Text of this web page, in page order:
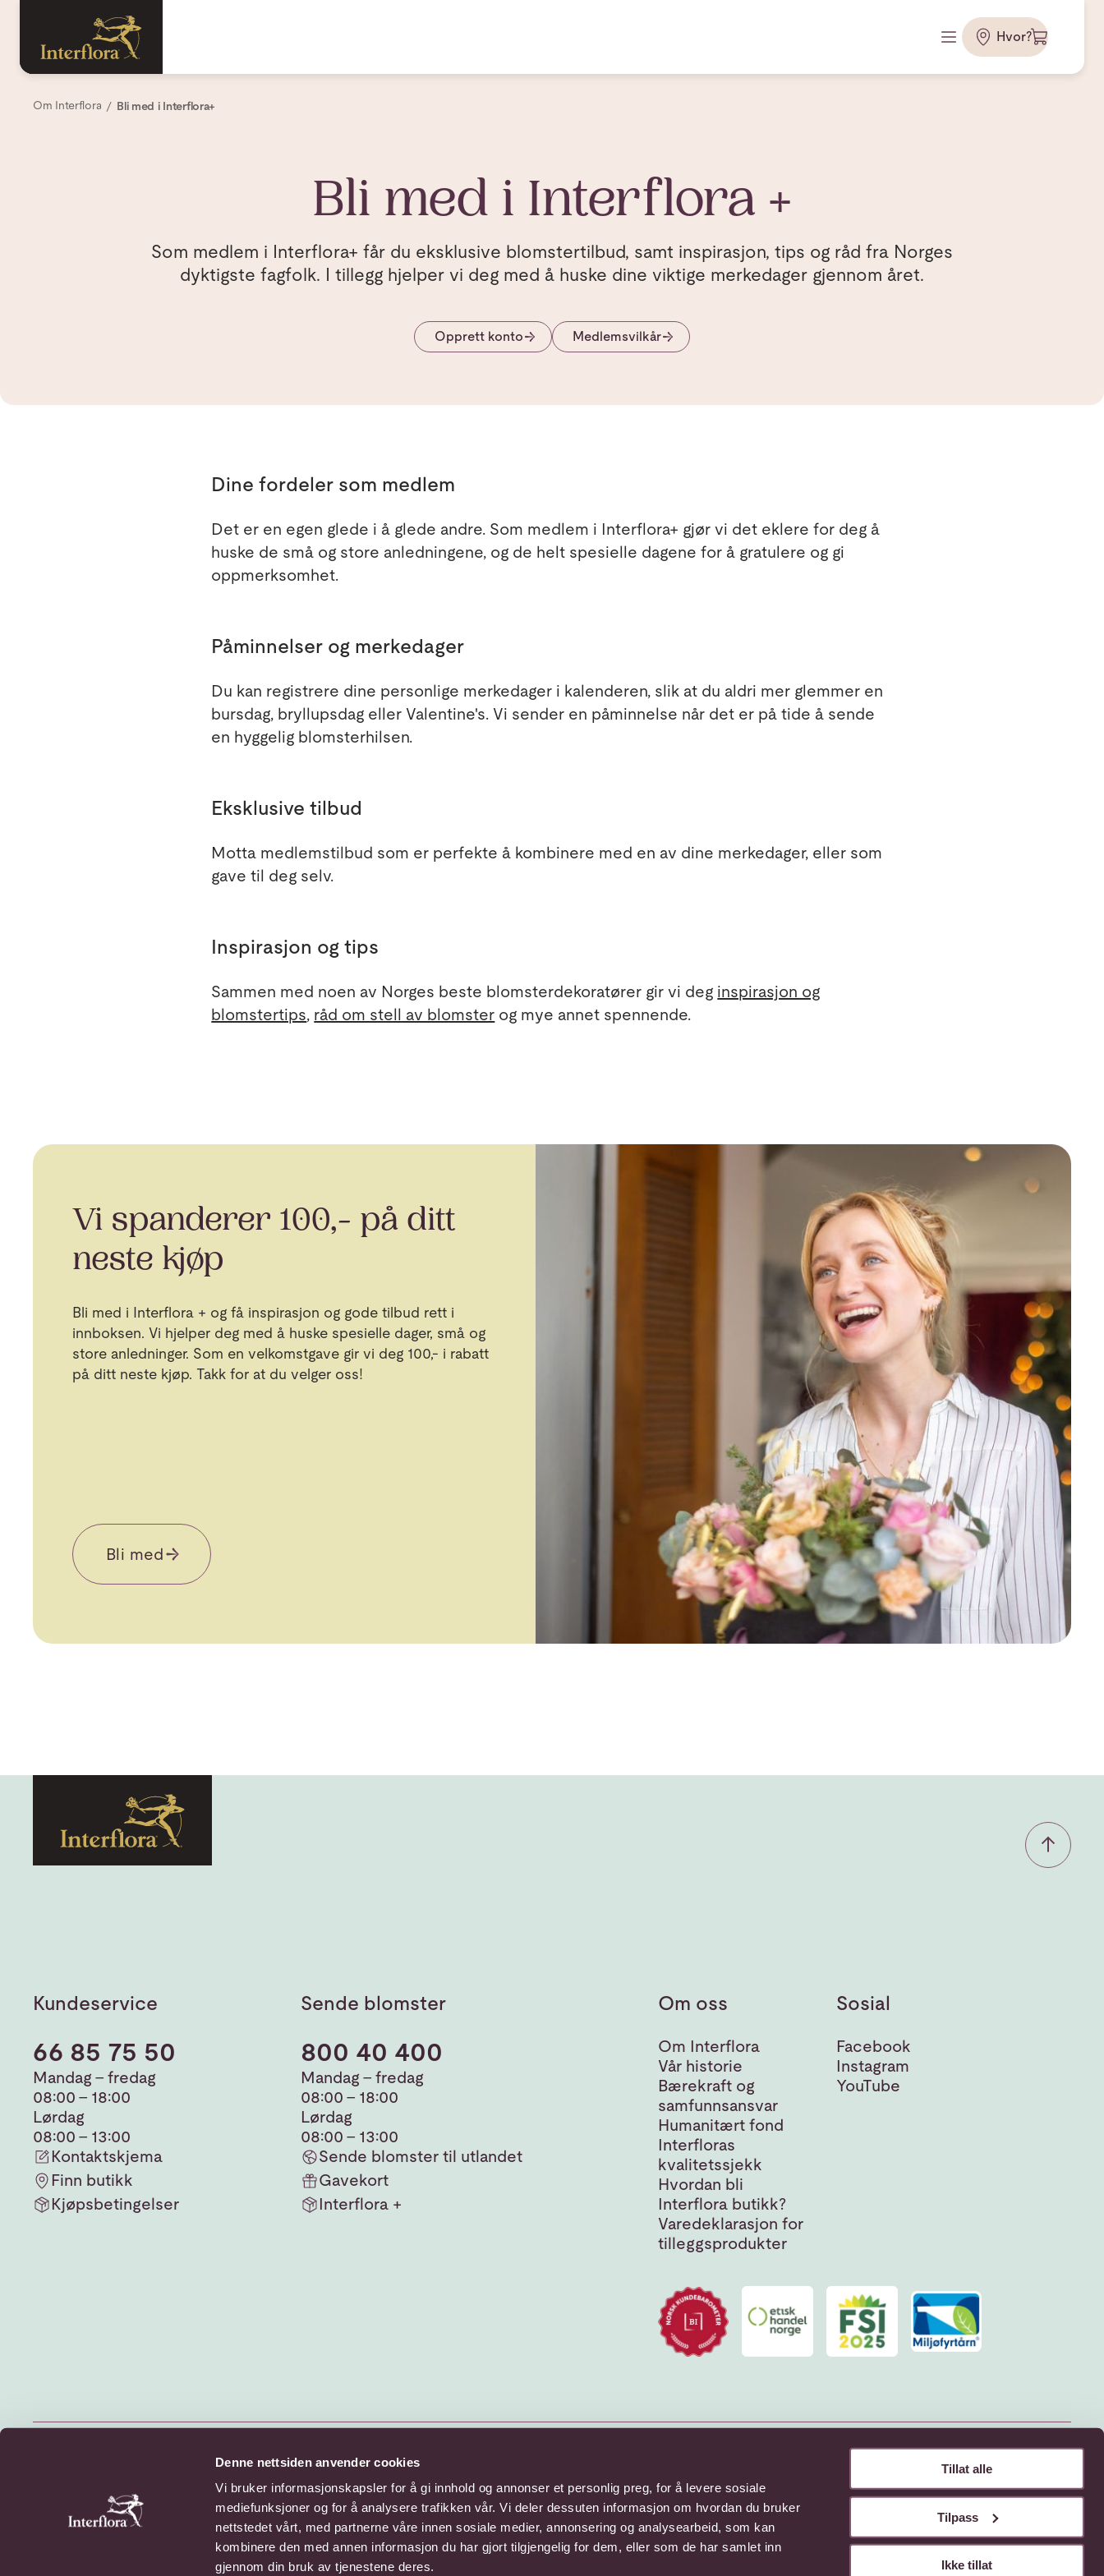
Denne nettsiden anvender cookies
Vi bruker informasjonskapsler for å gi innhold og annonser et personlig preg, for å levere sosiale
mediefunksjoner og for å analysere trafikken vår. Vi deler dessuten informasjon om hvordan du bruker
nettstedet vårt, med partnerne våre innen sosiale medier, annonsering og analysearbeid, som kan
kombinere den med annen informasjon du har gjort tilgjengelig for dem, eller som de har samlet inn
gjennom din bruk av tjenestene deres.
Tillat alle
Tilpass
Ikke tillat
Hvor?
Om Interflora Bli med i Interflora+
Bli med i Interflora +
Som medlem i Interflora+ får du eksklusive blomstertilbud, samt inspirasjon, tips og råd fra Norges
dyktigste fagfolk. I tillegg hjelper vi deg med å huske dine viktige merkedager gjennom året.
Opprett konto Medlemsvilkår
Dine fordeler som medlem
Det er en egen glede i å glede andre. Som medlem i Interflora+ gjør vi det eklere for deg å
huske de små og store anledningene, og de helt spesielle dagene for å gratulere og gi
oppmerksomhet.
Påminnelser og merkedager
Du kan registrere dine personlige merkedager i kalenderen, slik at du aldri mer glemmer en
bursdag, bryllupsdag eller Valentine's. Vi sender en påminnelse når det er på tide å sende
en hyggelig blomsterhilsen.
Eksklusive tilbud
Motta medlemstilbud som er perfekte å kombinere med en av dine merkedager, eller som
gave til deg selv.
Inspirasjon og tips
Sammen med noen av Norges beste blomsterdekoratører gir vi deg inspirasjon og
blomstertips, råd om stell av blomster og mye annet spennende.
Vi spanderer 100,- på ditt
neste kjøp
Bli med i Interflora + og få inspirasjon og gode tilbud rett i
innboksen. Vi hjelper deg med å huske spesielle dager, små og
store anledninger. Som en velkomstgave gir vi deg 100,- i rabatt
på ditt neste kjøp. Takk for at du velger oss!
Bli med
Kundeservice
66 85 75 50
Mandag - fredag
08:00 - 18:00
Lørdag
08:00 - 13:00
Kontaktskjema
Finn butikk
Kjøpsbetingelser
Sende blomster
800 40 400
Mandag - fredag
08:00 - 18:00
Lørdag
08:00 - 13:00
Sende blomster til utlandet
Gavekort
Interflora +
Om oss
Om Interflora
Vår historie
Bærekraft og
samfunnsansvar
Humanitært fond
Interfloras
kvalitetssjekk
Hvordan bli
Interflora butikk?
Varedeklarasjon for
tilleggsprodukter
Sosial
Facebook
Instagram
YouTube
PersonvernCookies